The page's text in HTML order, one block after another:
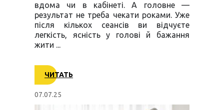
вдома чи в кабінеті. А головне —
результат не треба чекати роками. Уже
після кількох сеансів ви відчуєте
легкість, ясність у голові й бажання
жити ...
ЧИТАТЬ
07.07.25